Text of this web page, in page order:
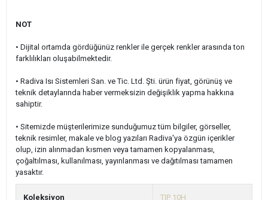
NOT
• Dijital ortamda gördüğünüz renkler ile gerçek renkler arasında ton
farklılıkları oluşabilmektedir.
• Radiva Isı Sistemleri San. ve Tic. Ltd. Şti. ürün fiyat, görünüş ve
teknik detaylarında haber vermeksizin değişiklik yapma hakkına
sahiptir.
• Sitemizde müşterilerimize sunduğumuz tüm bilgiler, görseller,
teknik resimler, makale ve blog yazıları Radiva'ya özgün içerikler
olup, izin alınmadan kısmen veya tamamen kopyalanması,
çoğaltılması, kullanılması, yayınlanması ve dağıtılması tamamen
yasaktır.
Koleksiyon TIP 10H